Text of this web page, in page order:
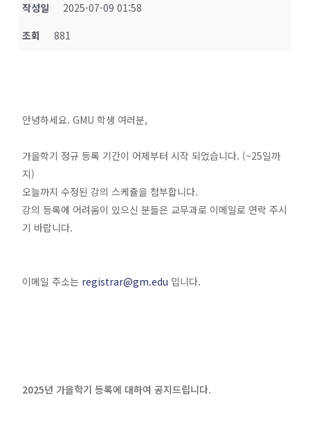
작성일
2025-07-09 01:58
조회
881
안녕하세요. GMU 학생 여러분,
가을학기 정규 등록 기간이 어제부터 시작 되었습니다. (~25일까
지)
오늘까지 수정된 강의 스케쥴을 첨부합니다.
강의 등록에 어려움이 있으신 분들은 교무과로 이메일로 연락 주시
기 바랍니다.
이메일 주소는 registrar@gm.edu 입니다.
2025년 가을학기 등록에 대하여 공지드립니다.